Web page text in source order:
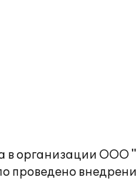
в организации
проведено